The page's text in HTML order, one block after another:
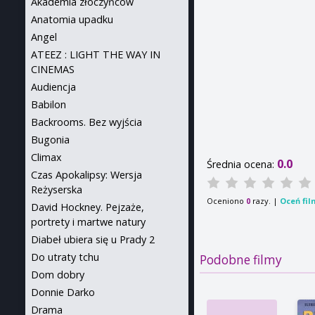
Średnia ocena: 0.0
Oceniono 0 razy. | Oceń
Podobne filmy
Anatomia upadku
Angel
ATEEZ : LIGHT THE WAY IN
CINEMAS
Audiencja
Babilon
Backrooms. Bez wyjścia
Bugonia
Climax
Czas Apokalipsy: Wersja
Reżyserska
David Hockney. Pejzaże,
portrety i martwe natury
Diabeł ubiera się u Prady 2
Do utraty tchu
Dom dobry
Donnie Darko
Drama